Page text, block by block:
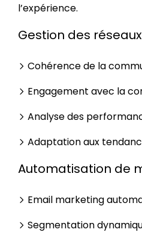
l’expérience.
Gestion des
Cohérence de la
Engagement avec la
Analyse des
Adaptation aux
Automatisation de
Email marketing
Segmentation